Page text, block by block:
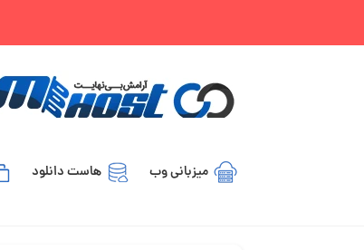
میزبانی وب هاست دانلود